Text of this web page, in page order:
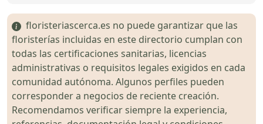
floristeriascerca.es no puede garantizar que las
floristerías incluidas en este directorio cumplan con
todas las certificaciones sanitarias, licencias
administrativas o requisitos legales exigidos en cada
comunidad autónoma. Algunos perfiles pueden
corresponder a negocios de reciente creación.
Recomendamos verificar siempre la experiencia,